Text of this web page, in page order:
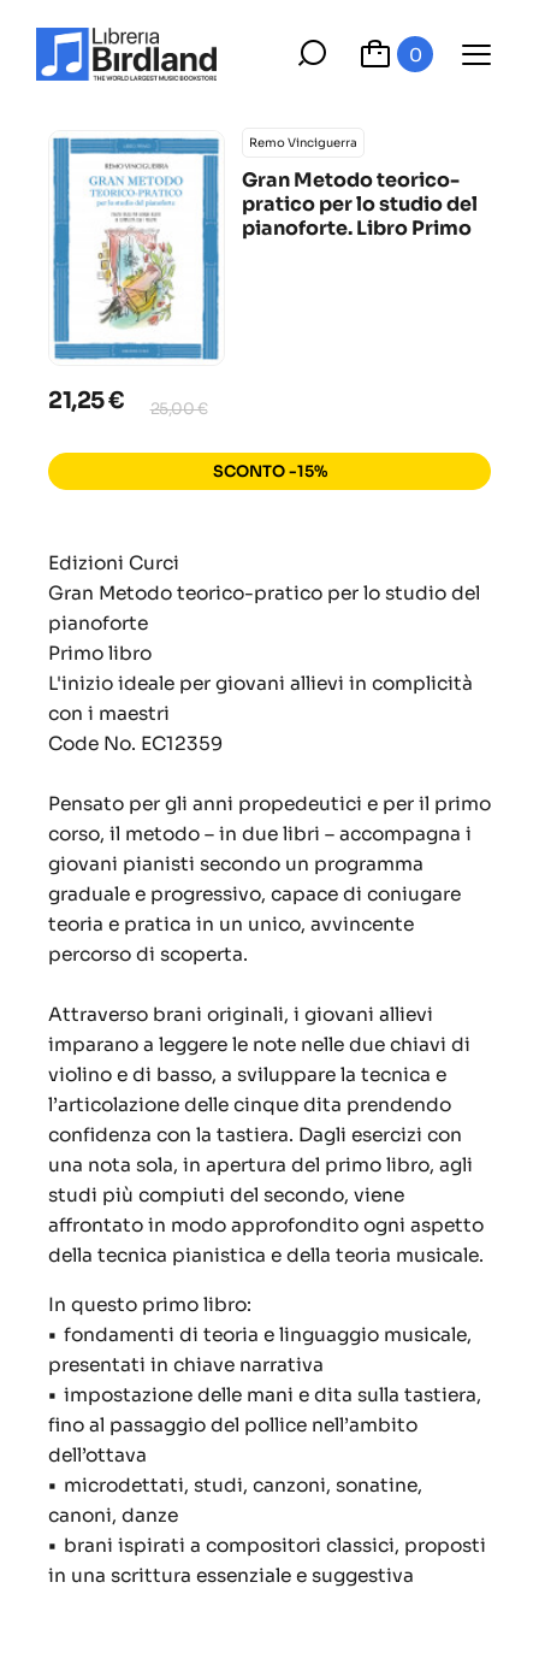
0
Remo Vinciguerra
Gran Metodo teorico-
pratico per lo studio del
pianoforte. Libro Primo
21,25 € 25,00 €
SCONTO -15%
Edizioni Curci
Gran Metodo teorico-pratico per lo studio del
pianoforte
Primo libro
L'inizio ideale per giovani allievi in complicità
con i maestri
Code No. EC12359
Pensato per gli anni propedeutici e per il primo
corso, il metodo – in due libri – accompagna i
giovani pianisti secondo un programma
graduale e progressivo, capace di coniugare
teoria e pratica in un unico, avvincente
percorso di scoperta.
Attraverso brani originali, i giovani allievi
imparano a leggere le note nelle due chiavi di
violino e di basso, a sviluppare la tecnica e
l’articolazione delle cinque dita prendendo
confidenza con la tastiera. Dagli esercizi con
una nota sola, in apertura del primo libro, agli
studi più compiuti del secondo, viene
affrontato in modo approfondito ogni aspetto
della tecnica pianistica e della teoria musicale.
In questo primo libro:
• fondamenti di teoria e linguaggio musicale,
presentati in chiave narrativa
• impostazione delle mani e dita sulla tastiera,
fino al passaggio del pollice nell’ambito
dell’ottava
• microdettati, studi, canzoni, sonatine,
canoni, danze
• brani ispirati a compositori classici, proposti
in una scrittura essenziale e suggestiva